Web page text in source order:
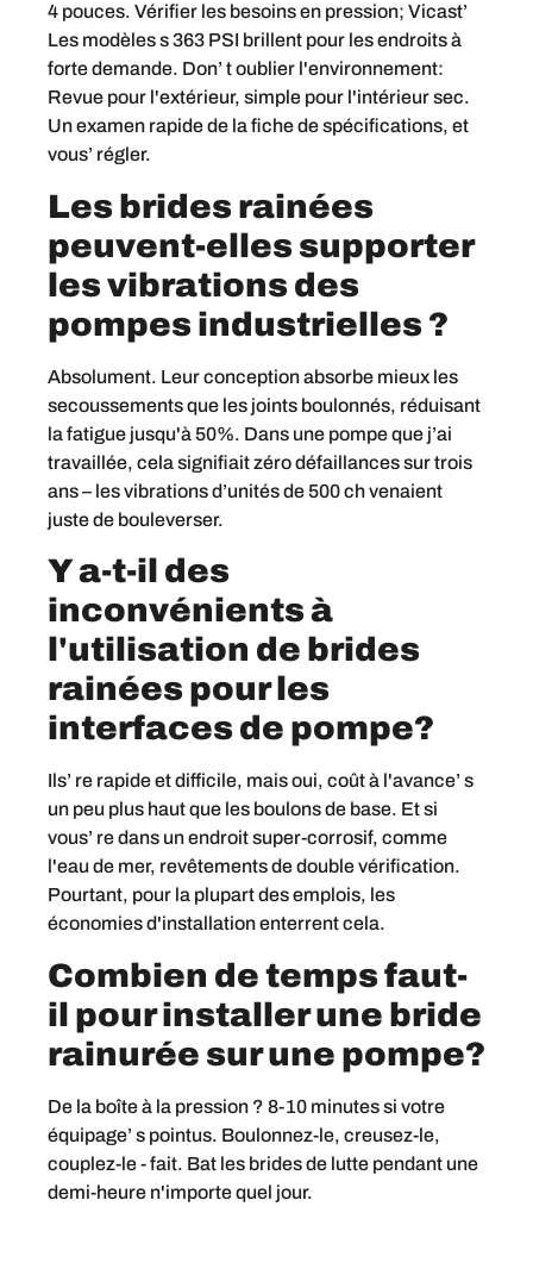
4 pouces. Vérifier les besoins en pression; Vicast’
Les modèles s 363 PSI brillent pour les endroits à
forte demande. Don’ t oublier l'environnement:
Revue pour l'extérieur, simple pour l'intérieur sec.
Un examen rapide de la fiche de spécifications, et
vous’ régler.
Les brides rainées
peuvent-elles supporter
les vibrations des
pompes industrielles ?
Absolument. Leur conception absorbe mieux les
secoussements que les joints boulonnés, réduisant
la fatigue jusqu'à 50%. Dans une pompe que j’ai
travaillée, cela signifiait zéro défaillances sur trois
ans – les vibrations d’unités de 500 ch venaient
juste de bouleverser.
Y a-t-il des
inconvénients à
l'utilisation de brides
rainées pour les
interfaces de pompe?
Ils’ re rapide et difficile, mais oui, coût à l'avance’ s
un peu plus haut que les boulons de base. Et si
vous’ re dans un endroit super-corrosif, comme
l'eau de mer, revêtements de double vérification.
Pourtant, pour la plupart des emplois, les
économies d'installation enterrent cela.
Combien de temps faut-
il pour installer une bride
rainurée sur une pompe?
De la boîte à la pression ? 8-10 minutes si votre
équipage’ s pointus. Boulonnez-le, creusez-le,
couplez-le - fait. Bat les brides de lutte pendant une
demi-heure n'importe quel jour.